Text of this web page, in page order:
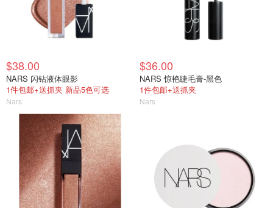
$38.00
NARS 闪钻液体眼影
1件包邮+送抓夹 新品5色可选
Nars
$36.00
NARS 惊艳睫毛膏-黑色
1件包邮+送抓夹
Nars